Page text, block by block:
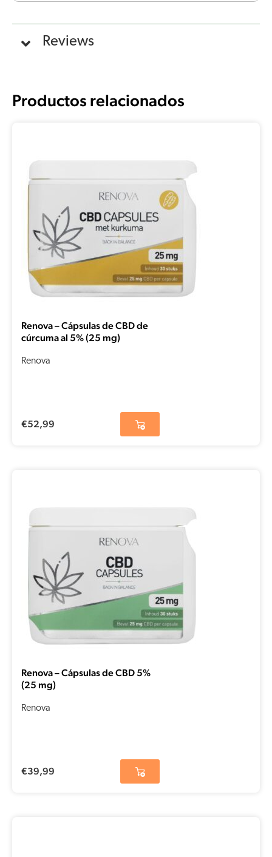
Reviews
Productos relacionados
Renova – Cápsulas de CBD de
cúrcuma al 5% (25 mg)
Renova
€52,99
Renova – Cápsulas de CBD 5%
(25 mg)
Renova
€39,99